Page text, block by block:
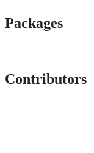
Packages
Contributors